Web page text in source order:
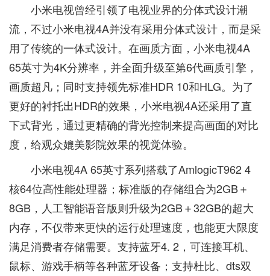
小米电视曾经引领了电视业界的分体式设计潮
流，不过小米电视4A并没有采用分体式设计，而是采
用了传统的一体式设计。在画质方面，小米电视4A
65英寸为4K分辨率，并全面升级至第6代画质引擎，
画质超凡；同时支持领先标准HDR 10和HLG。为了
更好的衬托出HDR的效果，小米电视4A还采用了直
下式背光，通过更精确的背光控制来提高画面的对比
度，给观众媲美影院效果的视觉体验。
小米电视4A 65英寸系列搭载了AmlogicT962 4
核64位高性能处理器；标准版的存储组合为2GB＋
8GB，人工智能语音版则升级为2GB＋32GB的超大
内存，不仅带来更快的运行处理速度，也能更大限度
满足消费者存储需要。支持蓝牙4. 2，可连接耳机、
鼠标、游戏手柄等各种蓝牙设备；支持杜比、dts双